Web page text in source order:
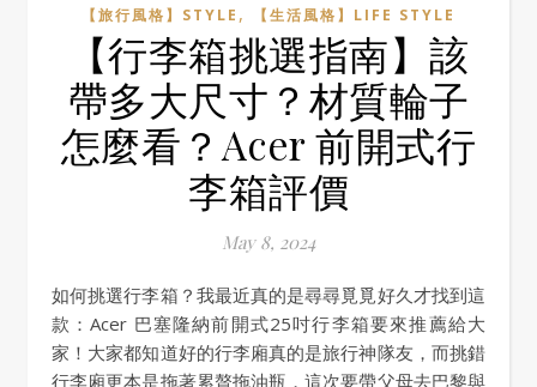
【旅行風格】STYLE , 【生活風格】LIFE STYLE
【行李箱挑選指南】該
帶多大尺寸？材質輪子
怎麼看？Acer 前開式行
李箱評價
May 8, 2024
如何挑選行李箱？我最近真的是尋尋覓覓好久才找到這
款：Acer 巴塞隆納前開式25吋行李箱要來推薦給大
家！大家都知道好的行李廂真的是旅行神隊友，而挑錯
行李廂更本是拖著累贅拖油瓶，這次要帶父母去巴黎與